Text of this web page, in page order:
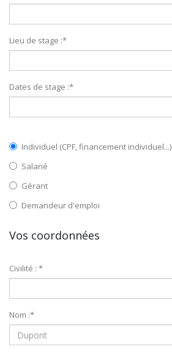
Lieu de stage :*
Dates de stage :*
Individuel (CPF, financement individuel...)
Salarié
Gérant
Demandeur d'emploi
Vos coordonnées
Civilité : *
Nom :*